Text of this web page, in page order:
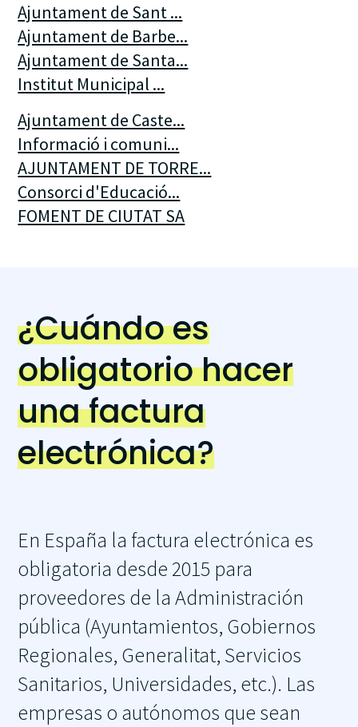
Ajuntament de Sant ...
Ajuntament de Barbe...
Ajuntament de Santa...
Institut Municipal ...
Ajuntament de Caste...
Informació i comuni...
AJUNTAMENT DE TORRE...
Consorci d'Educació...
FOMENT DE CIUTAT SA
¿Cuándo es
obligatorio hacer
una factura
electrónica?
En España la factura electrónica es
obligatoria desde 2015 para
proveedores de la Administración
pública (Ayuntamientos, Gobiernos
Regionales, Generalitat, Servicios
Sanitarios, Universidades, etc.). Las
empresas o autónomos que sean